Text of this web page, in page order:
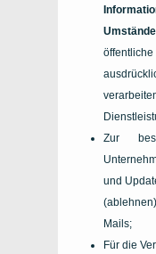
Zur
und
Mails;
Für die